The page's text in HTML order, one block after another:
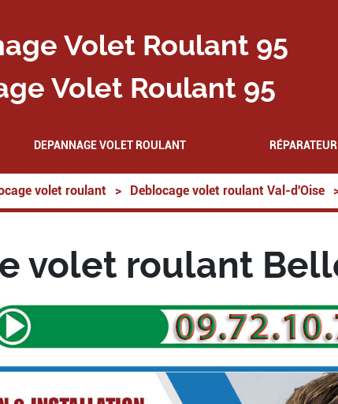
Volet Roulant 95
DEPANNAGE VOLET ROULANT
volet roulant > Deblocage volet roulant Val-d'Oise
volet roulant